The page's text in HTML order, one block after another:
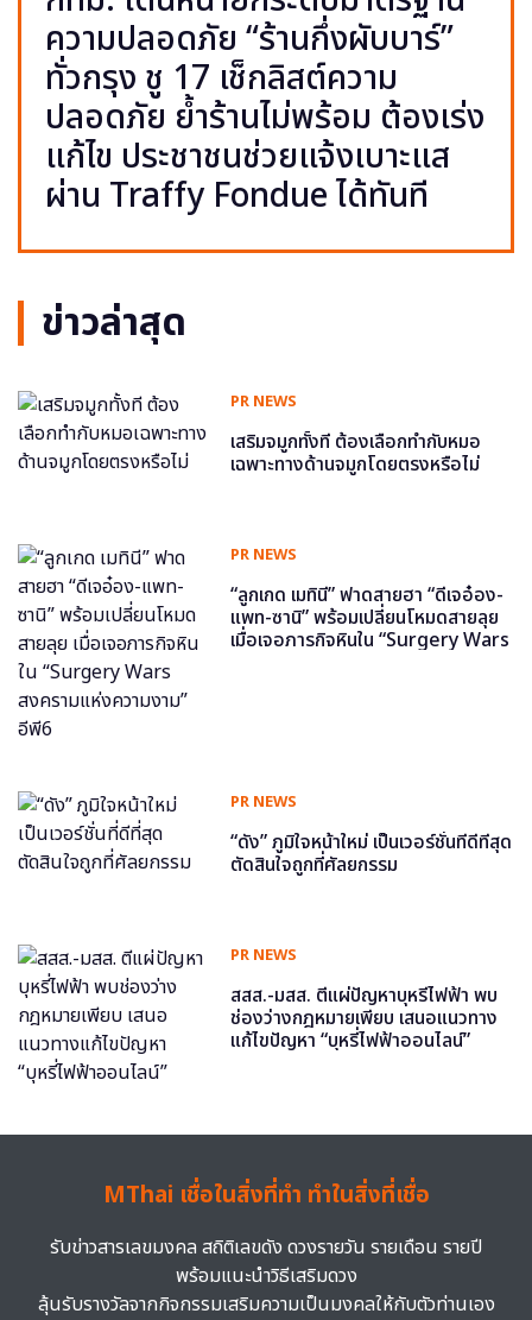
ความปลอดภัย “ร้านกึ่งผับบาร์”
ทั่วกรุง ชู 17 เช็กลิสต์ความ
ปลอดภัย ย้ำร้านไม่พร้อม ต้องเร่ง
แก้ไข ประชาชนช่วยแจ้งเบาะแส
ผ่าน Traffy Fondue ได้ทันที
ข่าวล่าสุด
PR NEWS
เสริมจมูกทั้งที ต้องเลือกทำกับหมอ
เฉพาะทางด้านจมูกโดยตรงหรือไม่
PR NEWS
“ลูกเกด เมทินี” ฟาดสายฮา “ดีเจอ๋อง-
แพท-ซานิ” พร้อมเปลี่ยนโหมดสายลุย
เมื่อเจอภารกิจหินใน “Surgery Wars
PR NEWS
“ดัง” ภูมิใจหน้าใหม่ เป็นเวอร์ชั่นที่ดีที่สุด
ตัดสินใจถูกที่ศัลยกรรม
PR NEWS
สสส.-มสส. ตีแผ่ปัญหาบุหรี่ไฟฟ้า พบ
ช่องว่างกฎหมายเพียบ เสนอแนวทาง
แก้ไขปัญหา “บุหรี่ไฟฟ้าออนไลน์”
MThai เชื่อในสิ่งที่ทำ ทำในสิ่งที่เชื่อ
รับข่าวสารเลขมงคล สถิติเลขดัง ดวงรายวัน รายเดือน รายปี
พร้อมแนะนำวิธีเสริมดวง
ลุ้นรับรางวัลจากกิจกรรมเสริมความเป็นมงคลให้กับตัวท่านเอง